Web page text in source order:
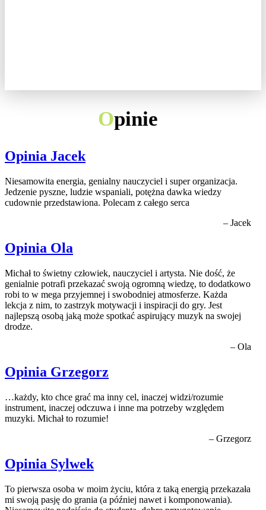
Opinie
Opinia Jacek
Niesamowita energia, genialny nauczyciel i super organizacja.
Jedzenie pyszne, ludzie wspaniali, potężna dawka wiedzy
cudownie przedstawiona. Polecam z całego serca
– Jacek
Opinia Ola
Michał to świetny człowiek, nauczyciel i artysta. Nie dość, że
genialnie potrafi przekazać swoją ogromną wiedzę, to dodatkowo
robi to w mega przyjemnej i swobodniej atmosferze. Każda
lekcja z nim, to zastrzyk motywacji i inspiracji do gry. Jest
najlepszą osobą jaką może spotkać aspirujący muzyk na swojej
drodze.
– Ola
Opinia Grzegorz
…każdy, kto chce grać ma inny cel, inaczej widzi/rozumie
instrument, inaczej odczuwa i inne ma potrzeby względem
muzyki. Michał to rozumie!
– Grzegorz
Opinia Sylwek
To pierwsza osoba w moim życiu, która z taką energią przekazała
mi swoją pasję do grania (a później nawet i komponowania).